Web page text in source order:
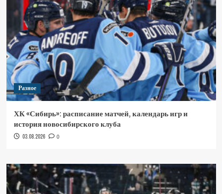
Разное
ХК «Сибирь»: расписание матчей, календарь игр и
история новосибирского клуба
03.08.2026 0